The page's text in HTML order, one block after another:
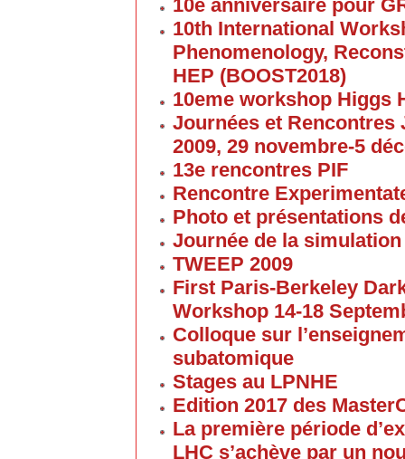
10e anniversaire pour
10th International
Phenomenology,
HEP (BOOST2018)
10eme workshop Higgs
Journées et Rencontres
2009, 29 novembre-5
13e rencontres PIF
Rencontre
Photo et présentations
Journée de la simulation
TWEEP 2009
First Paris-Berkeley
Workshop 14-18
Colloque sur
subatomique
Stages au LPNHE
Edition 2017 des
La première période
LHC s’achève par un